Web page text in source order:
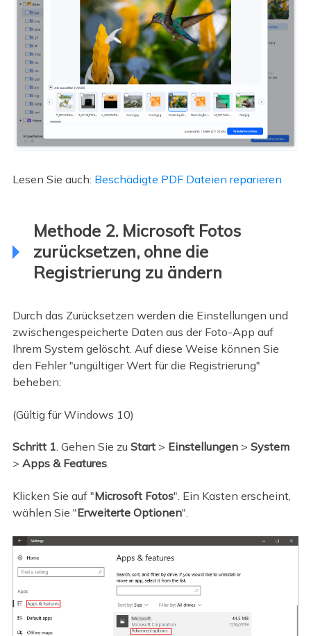
Lesen Sie auch: Beschädigte PDF Dateien reparieren
Methode 2. Microsoft Fotos
zurücksetzen, ohne die
Registrierung zu ändern
Durch das Zurücksetzen werden die Einstellungen und
zwischengespeicherte Daten aus der Foto-App auf
Ihrem System gelöscht. Auf diese Weise können Sie
den Fehler "ungültiger Wert für die Registrierung"
beheben:
(Gültig für Windows 10)
Schritt 1. Gehen Sie zu Start> Einstellungen> System
> Apps & Features.
Klicken Sie auf "Microsoft Fotos". Ein Kasten erscheint,
wählen Sie "Erweiterte Optionen".